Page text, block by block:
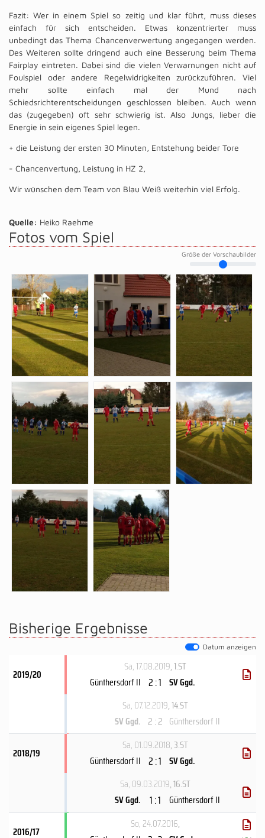
Fazit: Wer in einem Spiel so zeitig und klar führt, muss dieses
einfach für sich entscheiden. Etwas konzentrierter muss
unbedingt das Thema Chancenverwertung angegangen werden.
Des Weiteren sollte dringend auch eine Besserung beim Thema
Fairplay eintreten. Dabei sind die vielen Verwarnungen nicht auf
Foulspiel oder andere Regelwidrigkeiten zurückzuführen. Viel
mehr sollte einfach mal der Mund nach
Schiedsrichterentscheidungen geschlossen bleiben. Auch wenn
das (zugegeben) oft sehr schwierig ist. Also Jungs, lieber die
Energie in sein eigenes Spiel legen.
+ die Leistung der ersten 30 Minuten, Entstehung beider Tore
- Chancenvertung, Leistung in HZ 2,
Wir wünschen dem Team von Blau Weiß weiterhin viel Erfolg.
Quelle: Heiko Raehme
Fotos vom Spiel
Größe der Vorschaubilder
Bisherige Ergebnisse
Datum anzeigen
2019/20
Sa, 17.08.2019, 1.ST
Günthersdorf II 2 : 1 SV Ggd.
Sa, 07.12.2019, 14.ST
SV Ggd. 2 : 2 Günthersdorf II
2018/19
Sa, 01.09.2018, 3.ST
Günthersdorf II 2 : 1 SV Ggd.
Sa, 09.03.2019, 16.ST
SV Ggd.
1 : 1 Günthersdorf II
2016/17
So, 24.07.2016,